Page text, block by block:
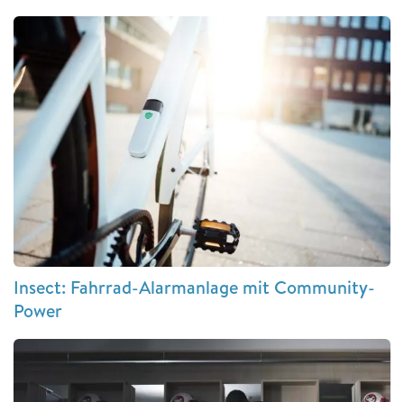
Insect: Fahrrad-Alarmanlage mit Community-
Power